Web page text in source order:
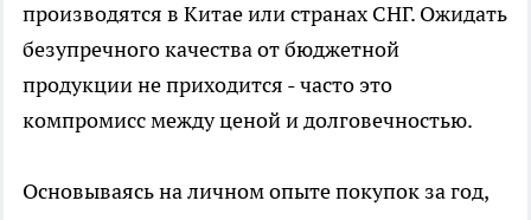
производятся в Китае или странах СНГ. Ожидать
безупречного качества от бюджетной
продукции не приходится - часто это
компромисс между ценой и долговечностью.
Основываясь на личном опыте покупок за год,